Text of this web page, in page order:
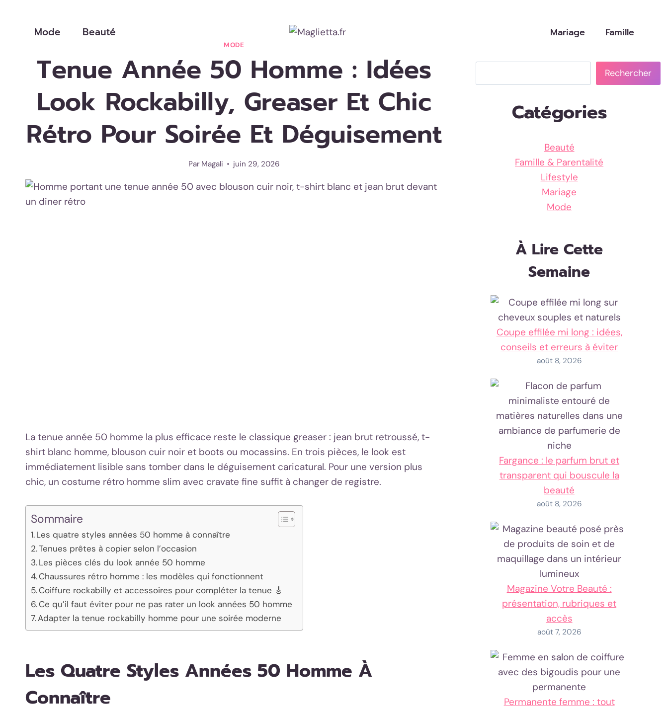
contenuMode Beauté Mariage Famille
MODE
Tenue Année 50 Homme : Idées
Look Rockabilly, Greaser Et Chic
Rétro Pour Soirée Et Déguisement
Par Magali juin 29, 2026
La tenue année 50 homme la plus efficace reste le classique greaser : jean brut retroussé, t-
shirt blanc homme, blouson cuir noir et boots ou mocassins. En trois pièces, le look est
immédiatement lisible sans tomber dans le déguisement caricatural. Pour une version plus
chic, un costume rétro homme slim avec cravate fine suffit à changer de registre.
Sommaire
Les quatre styles années 50 homme à connaître
Tenues prêtes à copier selon l’occasion
Les pièces clés du look année 50 homme
Chaussures rétro homme : les modèles qui fonctionnent
Coiffure rockabilly et accessoires pour compléter la tenue 🎸
Ce qu’il faut éviter pour ne pas rater un look années 50 homme
Adapter la tenue rockabilly homme pour une soirée moderne
Les Quatre Styles Années 50 Homme À
Connaître
Rechercher
Catégories
Beauté
Famille & Parentalité
Lifestyle
Mariage
Mode
À Lire Cette
Semaine
Coupe effilée mi long : idées,
conseils et erreurs à éviter
août 8, 2026
Fargance : le parfum brut et
transparent qui bouscule la
beauté
août 8, 2026
Magazine Votre Beauté :
présentation, rubriques et
accès
août 7, 2026
Permanente femme : tout